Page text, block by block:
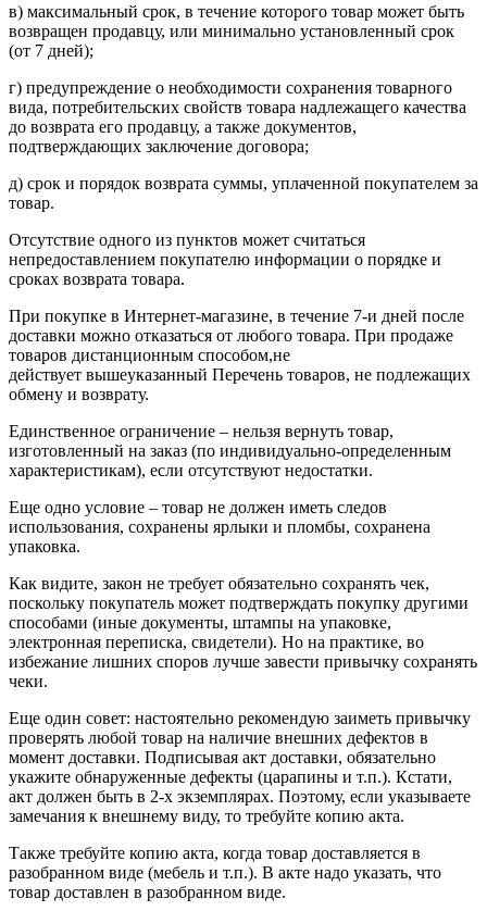
в) максимальный срок, в течение которого товар может быть
возвращен продавцу, или минимально установленный срок
(от 7 дней);
г) предупреждение о необходимости сохранения товарного
вида, потребительских свойств товара надлежащего качества
до возврата его продавцу, а также документов,
подтверждающих заключение договора;
д) срок и порядок возврата суммы, уплаченной покупателем за
товар.
Отсутствие одного из пунктов может считаться
непредоставлением покупателю информации о порядке и
сроках возврата товара.
При покупке в Интернет-магазине, в течение 7-и дней после
доставки можно отказаться от любого товара. При продаже
товаров дистанционным способом,не
действует вышеуказанный Перечень товаров, не подлежащих
обмену и возврату.
Единственное ограничение – нельзя вернуть товар,
изготовленный на заказ (по индивидуально-определенным
характеристикам), если отсутствуют недостатки.
Еще одно условие – товар не должен иметь следов
использования, сохранены ярлыки и пломбы, сохранена
упаковка.
Как видите, закон не требует обязательно сохранять чек,
поскольку покупатель может подтверждать покупку другими
способами (иные документы, штампы на упаковке,
электронная переписка, свидетели). Но на практике, во
избежание лишних споров лучше завести привычку сохранять
чеки.
Еще один совет: настоятельно рекомендую заиметь привычку
проверять любой товар на наличие внешних дефектов в
момент доставки. Подписывая акт доставки, обязательно
укажите обнаруженные дефекты (царапины и т.п.). Кстати,
акт должен быть в 2-х экземплярах. Поэтому, если указываете
замечания к внешнему виду, то требуйте копию акта.
Также требуйте копию акта, когда товар доставляется в
разобранном виде (мебель и т.п.). В акте надо указать, что
товар доставлен в разобранном виде.